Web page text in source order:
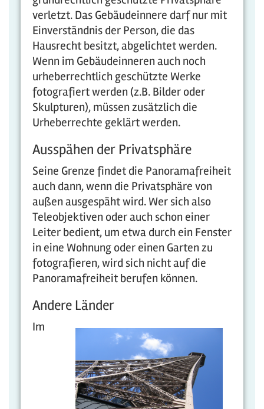
verletzt. Das Gebäudeinnere darf nur mit
Einverständnis der Person, die das
Hausrecht besitzt, abgelichtet werden.
Wenn im Gebäudeinneren auch noch
urheberrechtlich geschützte Werke
fotografiert werden (z.B. Bilder oder
Skulpturen), müssen zusätzlich die
Urheberrechte geklärt werden.
Ausspähen der Privatsphäre
Seine Grenze findet die Panoramafreiheit
auch dann, wenn die Privatsphäre von
außen ausgespäht wird. Wer sich also
Teleobjektiven oder auch schon einer
Leiter bedient, um etwa durch ein Fenster
in eine Wohnung oder einen Garten zu
fotografieren, wird sich nicht auf die
Panoramafreiheit berufen können.
Andere Länder
Im